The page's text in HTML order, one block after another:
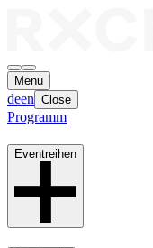
Menu
deen Close
Programm
Eventreihen